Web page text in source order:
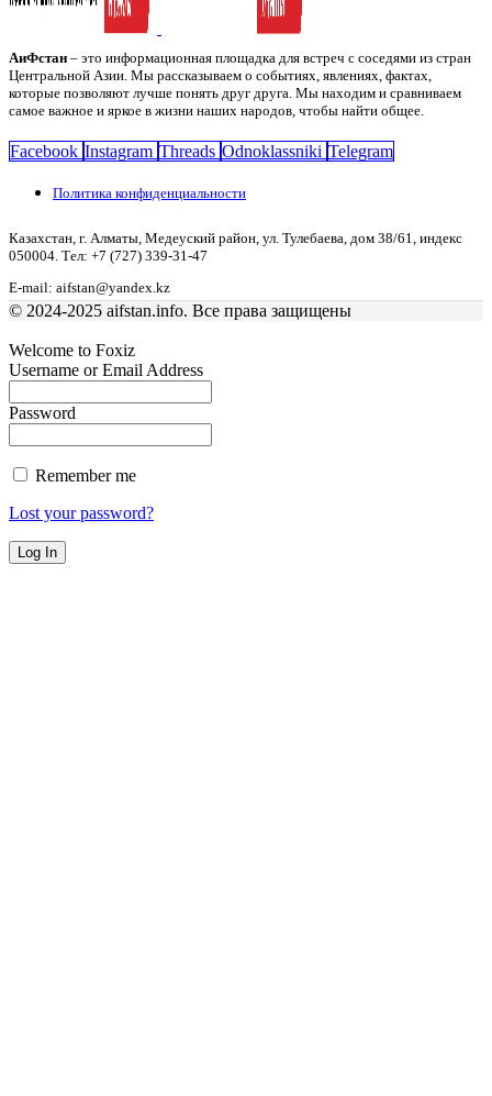
АиФстан – это информационная площадка для встреч с соседями из стран
Центральной Азии. Мы рассказываем о событиях, явлениях, фактах,
которые позволяют лучше понять друг друга. Мы находим и сравниваем
самое важное и яркое в жизни наших народов, чтобы найти общее.
Facebook Instagram Threads Odnoklassniki Telegram
Политика конфиденциальности
Казахстан, г. Алматы, Медеуский район, ул. Тулебаева, дом 38/61, индекс
050004. Тел: +7 (727) 339-31-47
E-mail: aifstan@yandex.kz
© 2024-2025 aifstan.info. Все права защищены
Welcome to Foxiz
Username or Email Address
Password
Remember me
Lost your password?